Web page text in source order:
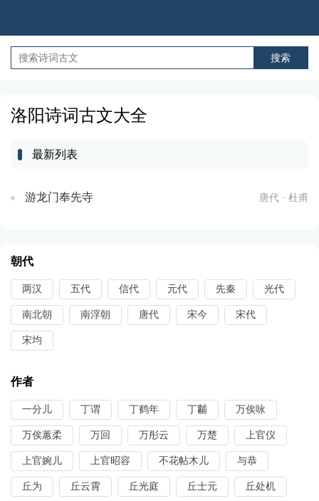
洛阳诗词古文大全
最新列表
游龙门奉先寺 唐代 · 杜甫
朝代
两汉 五代 信代 元代 先秦 光代
南北朝 南浮朝 唐代 宋今 宋代
宋均
作者
一分儿 丁谓 丁鹤年 丁黼 万俟咏
万俟蕙柔 万回 万彤云 万楚 上官仪
上官婉儿 上官昭容 不花帖木儿 与恭
丘为 丘云霄 丘光庭 丘士元 丘处机